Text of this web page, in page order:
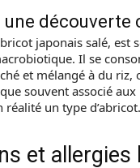
une découverte
japonais salé, est
Il se
et mélangé à du riz,
souvent associé aux
réalité un type d’abricot.
et allergies